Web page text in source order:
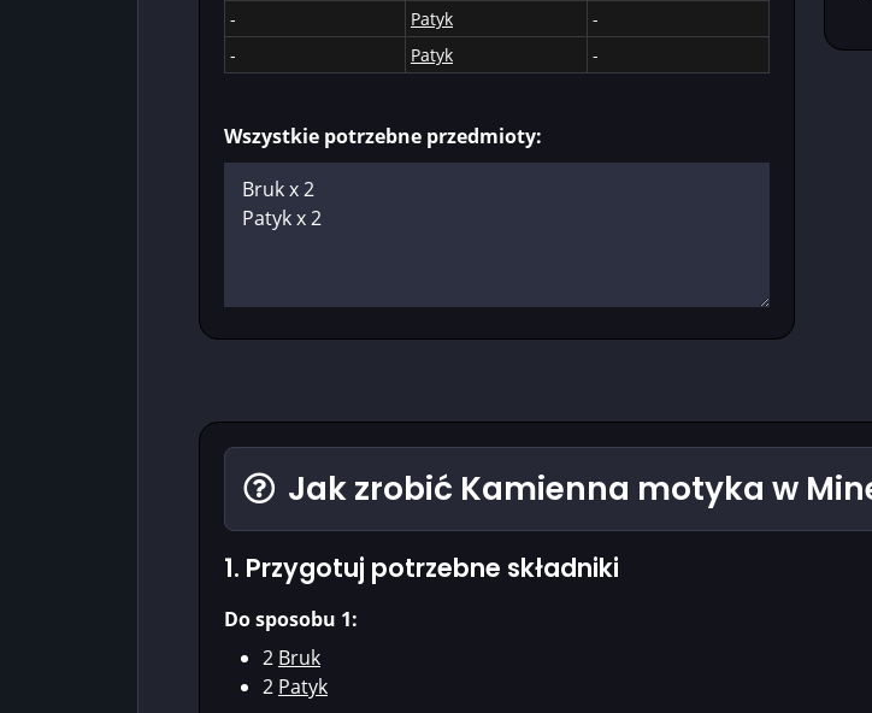
-
Patyk
-
-
Patyk -
Wszystkie potrzebne przedmioty:
Jak zrobić Kamienna motyka w
1. Przygotuj potrzebne składniki
Do sposobu 1:
2 Bruk
2 Patyk